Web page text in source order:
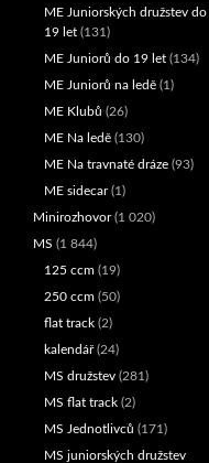
ME Juniorských družstev do
19 let (131)
ME Juniorů do 19 let (134)
ME Juniorů na ledě (1)
ME Klubů (26)
ME Na ledě (130)
ME Na travnaté dráze (93)
ME sidecar(1)
Minirozhovor(1 020)
MS (1 844)
125 ccm (19)
250 ccm (50)
flat track (2)
kalendář(24)
MS družstev (281)
MS flat track (2)
MS Jednotlivců (171)
MS juniorských družstev